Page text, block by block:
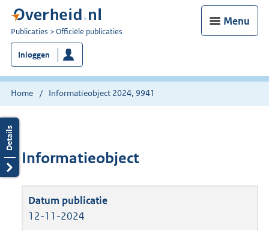
Menu
U
bent
nu
hier:
Publicaties Officiële publicaties
Inloggen
Home Informatieobject 2024, 9941
Informatieobject
12-11-2024